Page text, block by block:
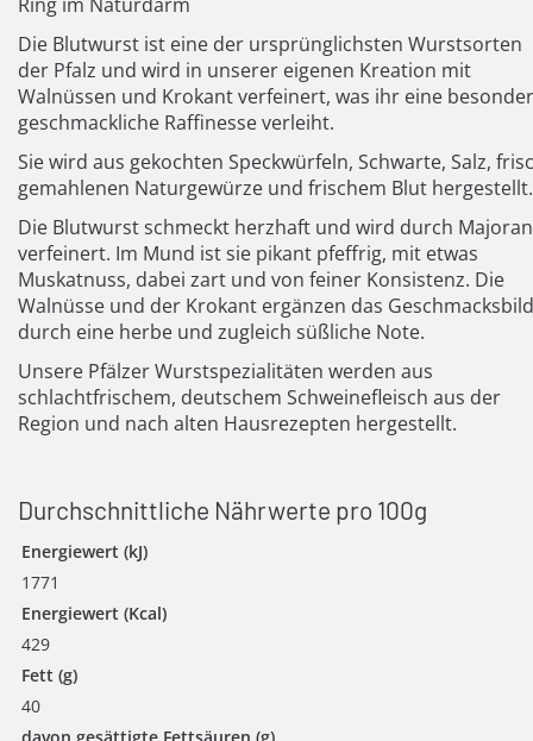
Die Blutwurst ist eine der ursprünglichsten Wurstsorten
der Pfalz und wird in unserer eigenen Kreation mit
Walnüssen und Krokant verfeinert, was ihr eine
geschmackliche Raffinesse verleiht.
Sie wird aus gekochten Speckwürfeln, Schwarte, Salz,
gemahlenen Naturgewürze und frischem Blut hergestellt.
Die Blutwurst schmeckt herzhaft und wird durch Majoran
verfeinert. Im Mund ist sie pikant pfeffrig, mit etwas
Muskatnuss, dabei zart und von feiner Konsistenz. Die
Walnüsse und der Krokant ergänzen das Geschmacksbild
durch eine herbe und zugleich süßliche Note.
Unsere Pfälzer Wurstspezialitäten werden aus
schlachtfrischem, deutschem Schweinefleisch aus der
Region und nach alten Hausrezepten hergestellt.
Durchschnittliche Nährwerte pro 100g
Energiewert (kJ)
1771
Energiewert (Kcal)
429
Fett (g)
40
davon gesättigte Fettsäuren (g)